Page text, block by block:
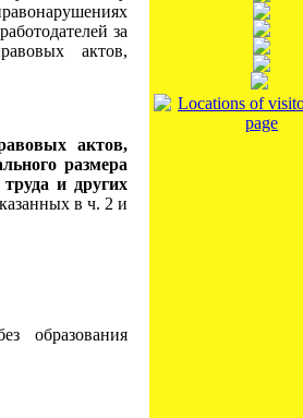
за
актов,
актов,
размера
и других
в ч. 2 и
образования